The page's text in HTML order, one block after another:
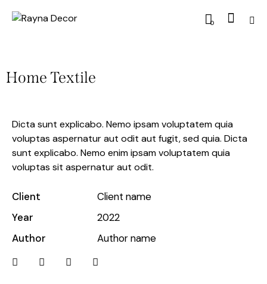
0
Home Textile
Dicta sunt explicabo. Nemo ipsam voluptatem quia
voluptas aspernatur aut odit aut fugit, sed quia. Dicta
sunt explicabo. Nemo enim ipsam voluptatem quia
voluptas sit aspernatur aut odit.
Client
Client name
Year
2022
Author
Author name